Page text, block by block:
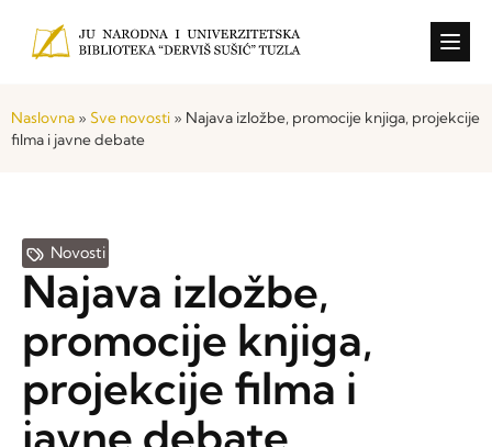
Naslovna » Sve novosti » Najava izložbe, promocije knjiga, projekcije
filma i javne debate
Novosti
Najava izložbe,
promocije knjiga,
projekcije filma i